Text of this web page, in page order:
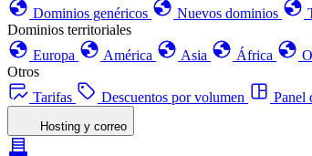
Dominios genéricos
Nuevos dominios
Dominios territoriales
Europa
América Asia África
Otros
Tarifas
Descuentos por volumen Panel
Hosting y correo